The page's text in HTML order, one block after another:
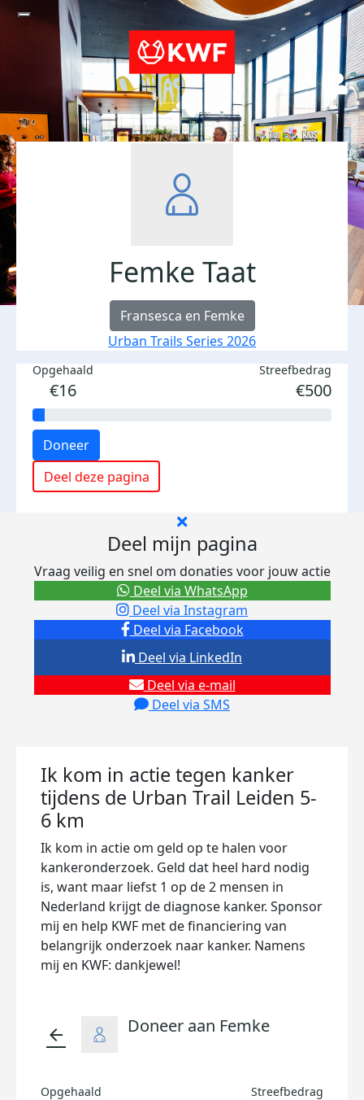
Femke Taat
Fransesca en Femke
Urban Trails Series 2026
Opgehaald
€16
Streefbedrag
€500
Doneer
Deel deze pagina
Deel mijn pagina
Vraag veilig en snel om donaties voor jouw actie
Deel via Facebook
Deel via Instagram
Deel via e-mail
Deel via SMS
Deel via LinkedIn
Deel via WhatsApp
Ik kom in actie tegen kanker
tijdens de Urban Trail Leiden 5-
6 km
Ik kom in actie om geld op te halen voor
kankeronderzoek. Geld dat heel hard nodig
is, want maar liefst 1 op de 2 mensen in
Nederland krijgt de diagnose kanker. Sponsor
mij en help KWF met de financiering van
belangrijk onderzoek naar kanker. Namens
mij en KWF: dankjewel!
arrow_back Doneer aan Femke
Opgehaald Streefbedrag